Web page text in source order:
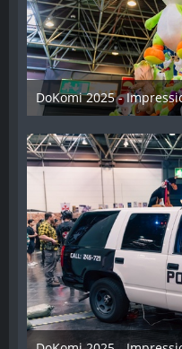
DoKomi 2025 -
16. Juli 2025